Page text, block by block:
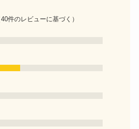
件のレビューに基づく）